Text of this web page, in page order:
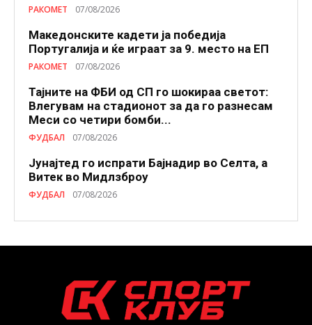
РАКОМЕТ 07/08/2026
Македонските кадети ја победија
Португалија и ќе играат за 9. место на ЕП
РАКОМЕТ 07/08/2026
Тајните на ФБИ од СП го шокираа светот:
Влегувам на стадионот за да го разнесам
Меси со четири бомби...
ФУДБАЛ 07/08/2026
Јунајтед го испрати Бајнадир во Селта, а
Витек во Мидлзброу
ФУДБАЛ 07/08/2026